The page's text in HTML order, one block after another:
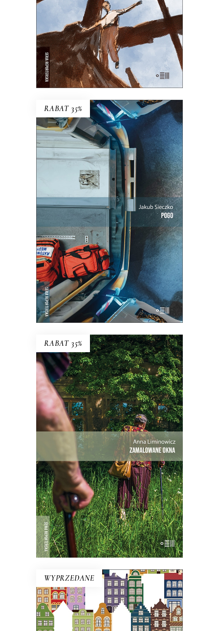
E-BOOK DO KOSZYKA
50.00zł 25.00zł
RABAT 35%
E-BOOK DO KOSZYKA
POGO
Ta praca to ciągłe szukanie równowagi
między paraliżującą niepewnością a
wyniszczającą rutyną.
39.00zł 25.35zł
KSIĄŻKA DO KOSZYKA
RABAT 35%
ZAMALOWANE OKNA
Mieli tu swoją małą wspólnotę – i dużą
nieufność wobec siebie.Premiera 25
maja
42.00zł 27.30zł
KSIĄŻKA DO KOSZYKA
WYPRZEDANE